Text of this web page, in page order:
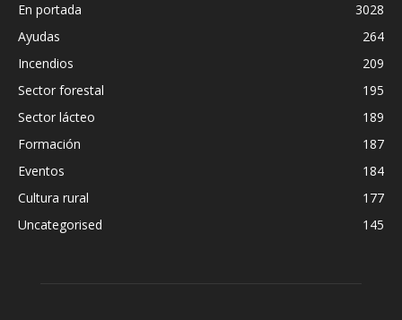
En portada
3028
Ayudas
264
Incendios
209
Sector forestal
195
Sector lácteo
189
Formación
187
Eventos
184
Cultura rural
177
Uncategorised
145